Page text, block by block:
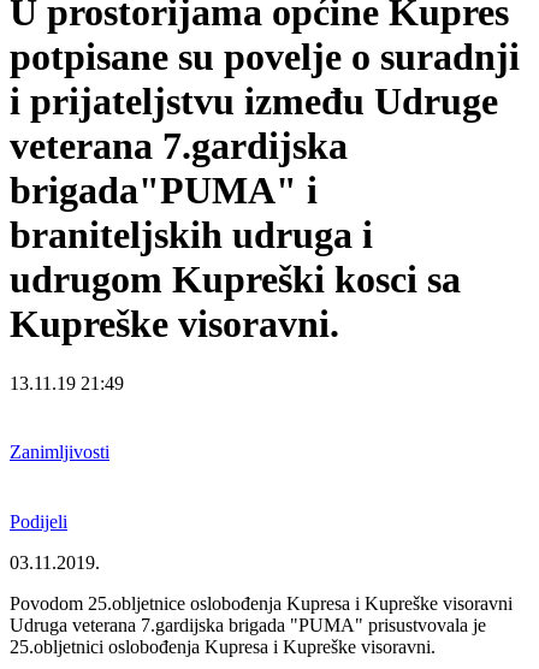
U prostorijama općine Kupres
potpisane su povelje o suradnji
i prijateljstvu između Udruge
veterana 7.gardijska
brigada"PUMA" i
braniteljskih udruga i
udrugom Kupreški kosci sa
Kupreške visoravni.
13.11.19 21:49
Zanimljivosti
Podijeli
03.11.2019.
Povodom 25.obljetnice oslobođenja Kupresa i Kupreške visoravni
Udruga veterana 7.gardijska brigada "PUMA" prisustvovala je
25.obljetnici oslobođenja Kupresa i Kupreške visoravni.